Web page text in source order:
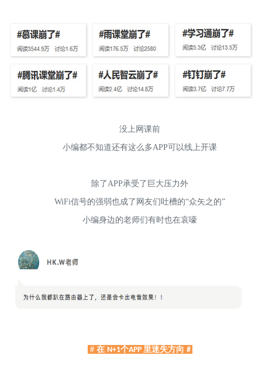
没上网课前
小编都不知道还有这么多APP可以线上开课
除了APP承受了巨大压力外
WiFi信号的强弱也成了网友们吐槽的“众矢之的”
小编身边的老师们有时也在哀嚎
# 在 N+1个APP 里迷失方向 #